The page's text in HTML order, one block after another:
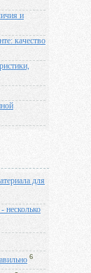
и
качество
для
несколько
6